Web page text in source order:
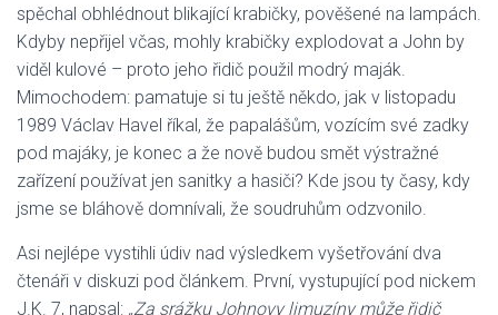
spěchal obhlédnout blikající krabičky, pověšené na lampách.
Kdyby nepřijel včas, mohly krabičky explodovat a John by
viděl kulové – proto jeho řidič použil modrý maják.
Mimochodem: pamatuje si tu ještě někdo, jak v listopadu
1989 Václav Havel říkal, že papalášům, vozícím své zadky
pod majáky, je konec a že nově budou smět výstražné
zařízení používat jen sanitky a hasiči? Kde jsou ty časy, kdy
jsme se bláhově domnívali, že soudruhům odzvonilo.
Asi nejlépe vystihli údiv nad výsledkem vyšetřování dva
čtenáři v diskuzi pod článkem. První, vystupující pod nickem
J.K. 7, napsal: „Za srážku Johnovy limuzíny může řidič